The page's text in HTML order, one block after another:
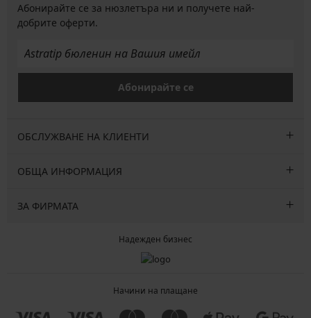
Абонирайте се за нюзлетъра ни и получете най-
добрите оферти.
Абонирайте се
ОБСЛУЖВАНЕ НА КЛИЕНТИ
ОБЩА ИНФОРМАЦИЯ
ЗА ФИРМАТА
Надежден бизнес
Начини на плащане